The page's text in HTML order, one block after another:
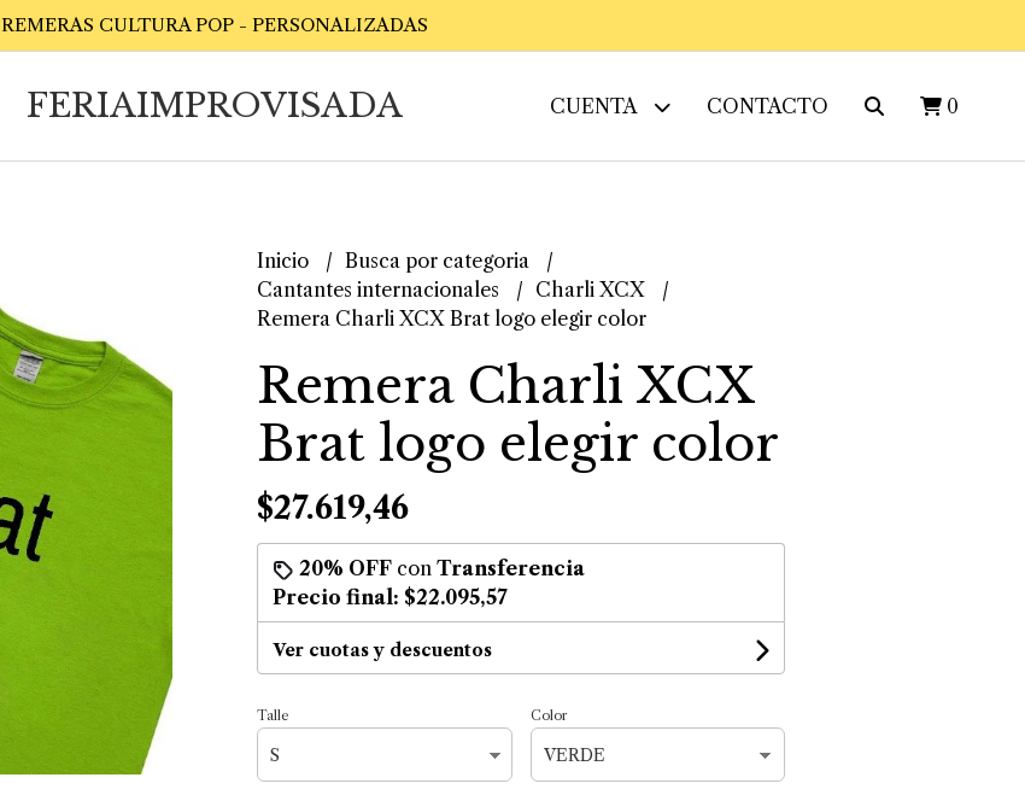
REMERAS CULTURA POP - PERSONALIZADAS
FERIAIMPROVISADA CUENTA CONTACTO 0
Inicio
Busca por categoria
Cantantes internacionales
Charli XCX
Remera Charli XCX Brat logo elegir color
Remera Charli XCX
Brat logo elegir color
$27.619,46
20% OFF con Transferencia
Precio final: $22.095,57
Ver cuotas y descuentos
Talle Color